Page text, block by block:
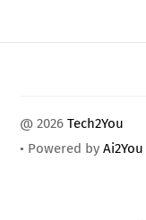
@ 2026Tech2You
• Powered byAi2You